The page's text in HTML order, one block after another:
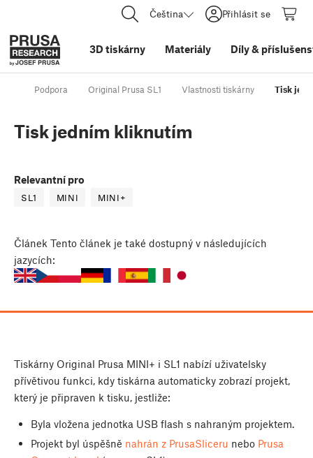
Čeština Přihlásit se
3D tiskárny Materiály Díly&
Podpora Original Prusa SL1 Vlastnosti tiskárny Tisk
Tisk jedním kliknutím
Relevantní pro
SL1 MINI MINI+
Článek Tento článek je také dostupný v následujících
jazycích:
Tiskárny Original Prusa MINI+ i SL1 nabízí uživatelsky
přívětivou funkci, kdy tiskárna automaticky zobrazí projekt,
který je připraven k tisku, jestliže:
Byla vložena jednotka USB flash s nahraným projektem.
Projekt byl úspěšně nahrán z PrusaSliceru nebo Prusa